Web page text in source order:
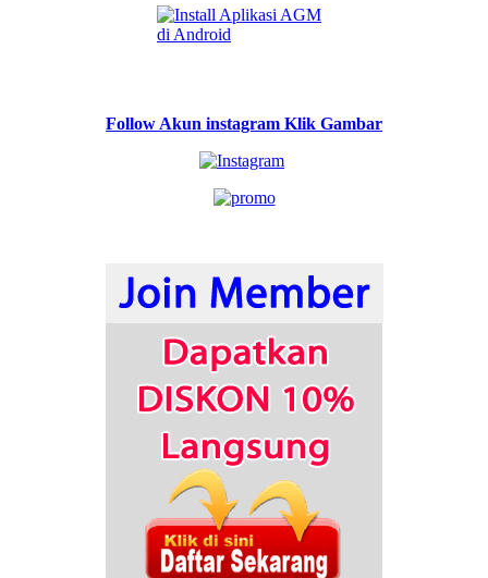
Follow Akun instagram Klik Gambar